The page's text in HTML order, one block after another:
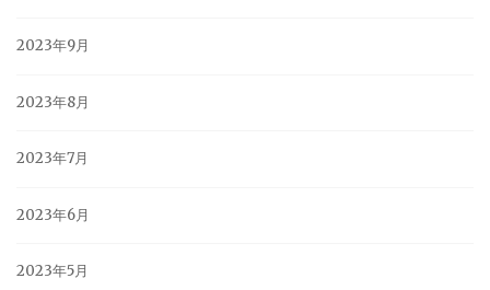
2023年9月
2023年8月
2023年7月
2023年6月
2023年5月